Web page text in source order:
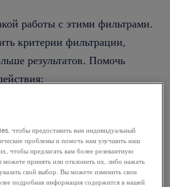
работы с этими фильтрами.
критерии фильтрации,
результатов. Помочь
некоторые из
в определенном месте?
расширения диапазона
чтобы предоставить вам индивидуальный
проблемы и помочь нам улучшить наш
чтобы предлагать вам более релевантную
принять или отклонить их, либо нажать
свой выбор. Вы можете изменить свои
подробная информация содержится в нашей